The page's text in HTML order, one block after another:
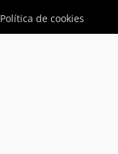
Política de cookies